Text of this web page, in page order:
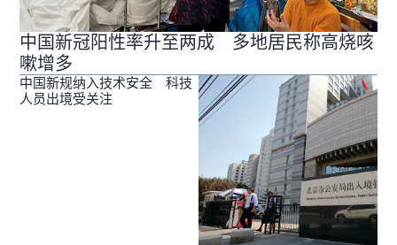
中国新冠阳性率升至两成 多地居民称高烧咳
嗽增多
中国新规纳入技术安全 科技
人员出境受关注